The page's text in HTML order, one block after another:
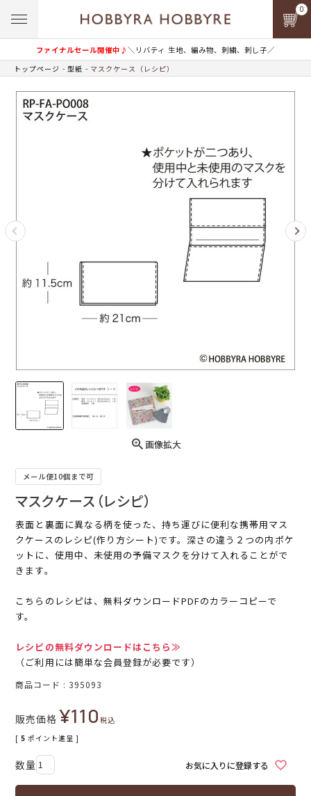
ファイナルセール開催中♪＼リバティ 生地、編み物、刺繍、刺し子／
0
トップページ 型紙 マスクケース（レシピ）
画像拡大
メール便10個まで可
マスクケース（レシピ）
表面と裏面に異なる柄を使った、持ち運びに便利な携帯用マス
クケースのレシピ(作り方シート)です。深さの違う２つの内ポケ
ットに、使用中、未使用の予備マスクを分けて入れることがで
きます。
こちらのレシピは、無料ダウンロードPDFのカラーコピーで
す。
レシピの無料ダウンロードはこちら≫
（ご利用には簡単な会員登録が必要です）
商品コード 395093
販売価格 ¥110税込
[ 5 ポイント進呈 ]
お気に入りに登録する